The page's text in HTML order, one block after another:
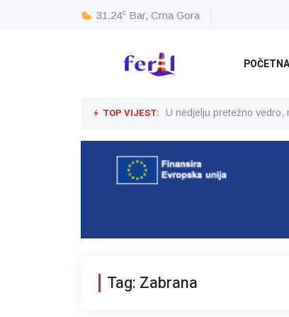
31.24c Bar, Crna Gora
POČETNA
TOP VIJEST: U nedjelju pretežno vedro,
Tag: Zabrana